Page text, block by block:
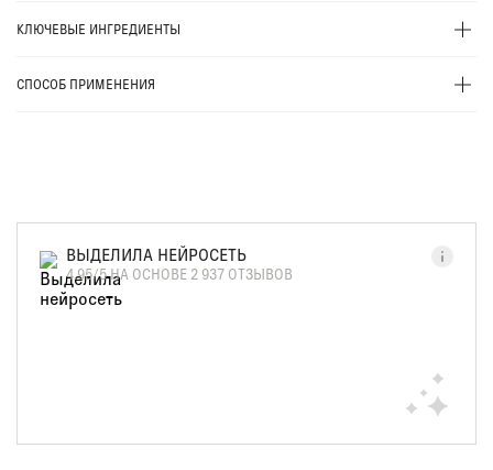
КЛЮЧЕВЫЕ ИНГРЕДИЕНТЫ
СПОСОБ ПРИМЕНЕНИЯ
ВЫДЕЛИЛА НЕЙРОСЕТЬ
4.95/5 НА ОСНОВЕ 2 937 ОТЗЫВОВ